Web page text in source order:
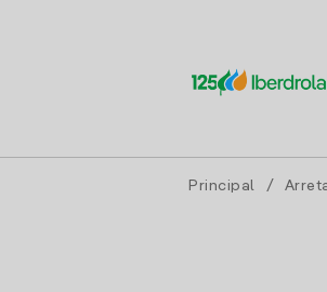
Principal /